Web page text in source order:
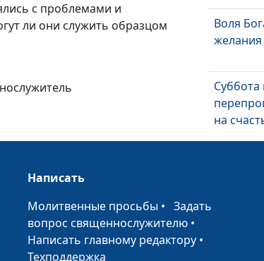
с проблемами и
ли они служить образцом
Воля
желания
Суббота
на
можно
Написать
Молитвенные просьбы •Задать
вопрос священнослужителю •
Написать главному редактору •
Техподдержка